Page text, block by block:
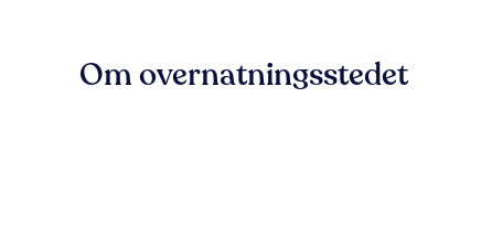
Om overnatningsstedet